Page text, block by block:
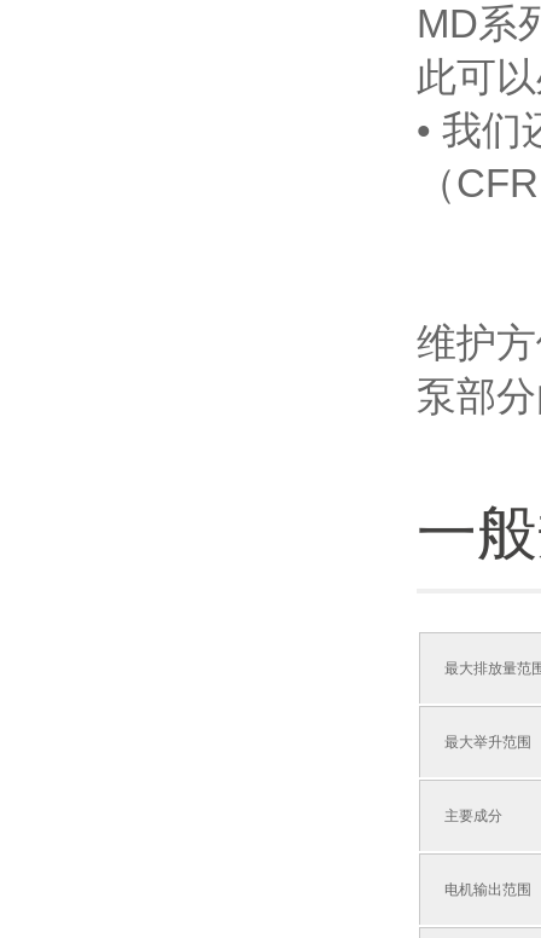
MD系
此可
• 我们
（
维护
泵部
一
最大排放量范
最大举升范围
主要成分
电机输出范围